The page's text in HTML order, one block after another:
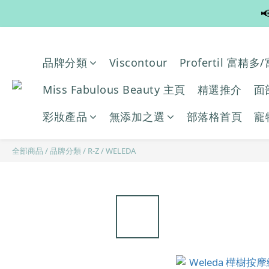
品牌分類 Viscontour
Profertil 富精多/
Miss Fabulous Beauty 主頁
精選推介
面
彩妝產品
無添加之選 部落格首頁 寵
全部商品 /品牌分類/ R-Z/WELEDA